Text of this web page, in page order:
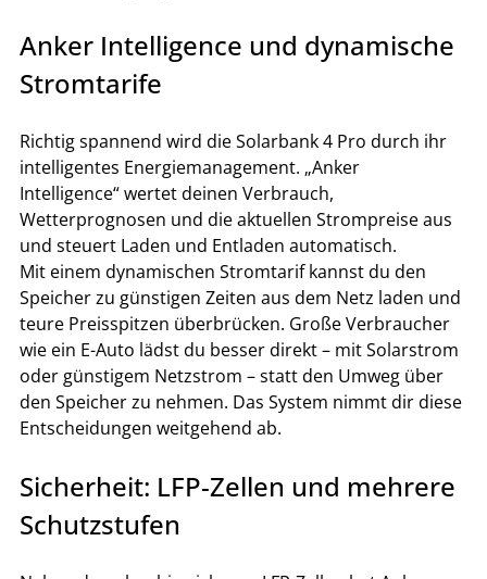
Anker Intelligence und dynamische
Stromtarife
Richtig spannend wird die Solarbank 4 Pro durch ihr
intelligentes Energiemanagement. „Anker
Intelligence“ wertet deinen Verbrauch,
Wetterprognosen und die aktuellen Strompreise aus
und steuert Laden und Entladen automatisch.
Mit einem dynamischen Stromtarif kannst du den
Speicher zu günstigen Zeiten aus dem Netz laden und
teure Preisspitzen überbrücken. Große Verbraucher
wie ein E-Auto lädst du besser direkt – mit Solarstrom
oder günstigem Netzstrom – statt den Umweg über
den Speicher zu nehmen. Das System nimmt dir diese
Entscheidungen weitgehend ab.
Sicherheit: LFP-Zellen und mehrere
Schutzstufen